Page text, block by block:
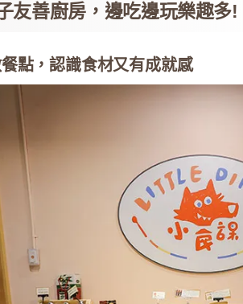
友善廚房，邊吃邊玩樂趣多!
點，認識食材又有成就感